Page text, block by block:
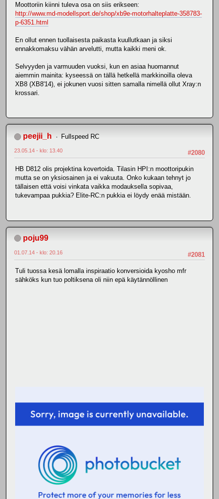
Moottoriin kiinni tuleva osa on siis erikseen:
http://www.md-modellsport.de/shop/xb9e-motorhalteplatte-358783-
p-6351.html
En ollut ennen tuollaisesta paikasta kuullutkaan ja siksi
ennakkomaksu vähän arvelutti, mutta kaikki meni ok.
Selvyyden ja varmuuden vuoksi, kun en asiaa huomannut
aiemmin mainita: kyseessä on tällä hetkellä markkinoilla oleva
XB8 (XB8'14), ei jokunen vuosi sitten samalla nimellä ollut Xray:n
krossari.
peejii_h Fullspeed RC
#2080
23.05.14 - klo: 13.40
HB D812 olis projektina kovertoida. Tilasin HPI:n moottoripukin
mutta se on yksiosainen ja ei vakuuta. Onko kukaan tehnyt jo
tällaisen että voisi vinkata vaikka modauksella sopivaa,
tukevampaa pukkia? Elite-RC:n pukkia ei löydy enää mistään.
poju99
#2081
01.07.14 - klo: 20.16
Tuli tuossa kesä lomalla inspiraatio konversioida kyosho mfr
sähköks kun tuo poltiksena oli niin epä käytännöllinen